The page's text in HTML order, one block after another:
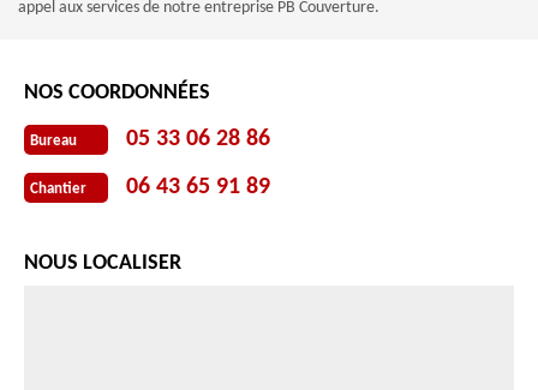
appel aux services de notre entreprise PB Couverture.
NOS COORDONNÉES
Bureau 05 33 06 28 86
Chantier 06 43 65 91 89
NOUS LOCALISER